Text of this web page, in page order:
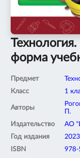
форма
Предмет
Класс
1
Авторы
П.
Издательство
АО
Год издания
2023
ISBN
978-